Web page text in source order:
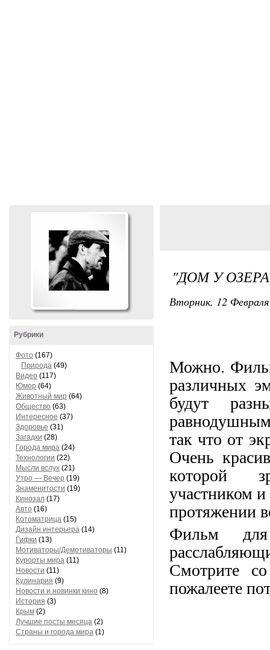
Рубрики
Фото (167)
Природа (49)
Видео (117)
Юмор (64)
Животный мир (64)
Общество (63)
Интересное (37)
Здоровье (31)
Загадки (28)
Города мира (24)
Технологии (22)
Мысли вслух (21)
Утро — Вечер (19)
Знаменитости (19)
Кинозал (17)
Авто (16)
Котоматрица (15)
Дизайн интерьера (14)
Гифки (13)
Мотиваторы/Демотиваторы (11)
Курорты мира (11)
Новости (11)
Кулинария (9)
Новости и новинки кино (8)
История (3)
Крым (2)
Лучшие посты месяца (2)
Страны и города мира (1)
"ДОМ У
Вторник, 12
Можно.
различных
будут
так что от
Очень
которой
участником и
протяжении
Фильм
Смотрите
пожалеете